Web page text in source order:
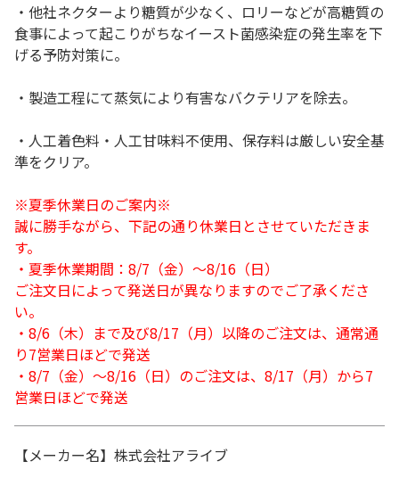
・他社ネクターより糖質が少なく、ロリーなどが高糖質の
食事によって起こりがちなイースト菌感染症の発生率を下
げる予防対策に。
・製造工程にて蒸気により有害なバクテリアを除去。
・人工着色料・人工甘味料不使用、保存料は厳しい安全基
準をクリア。
※夏季休業日のご案内※
誠に勝手ながら、下記の通り休業日とさせていただきま
す。
・夏季休業期間：8/7（金）～8/16（日）
ご注文日によって発送日が異なりますのでご了承くださ
い。
・8/6（木）まで及び8/17（月）以降のご注文は、通常通
り7営業日ほどで発送
・8/7（金）～8/16（日）のご注文は、8/17（月）から7
営業日ほどで発送
【メーカー名】株式会社アライブ